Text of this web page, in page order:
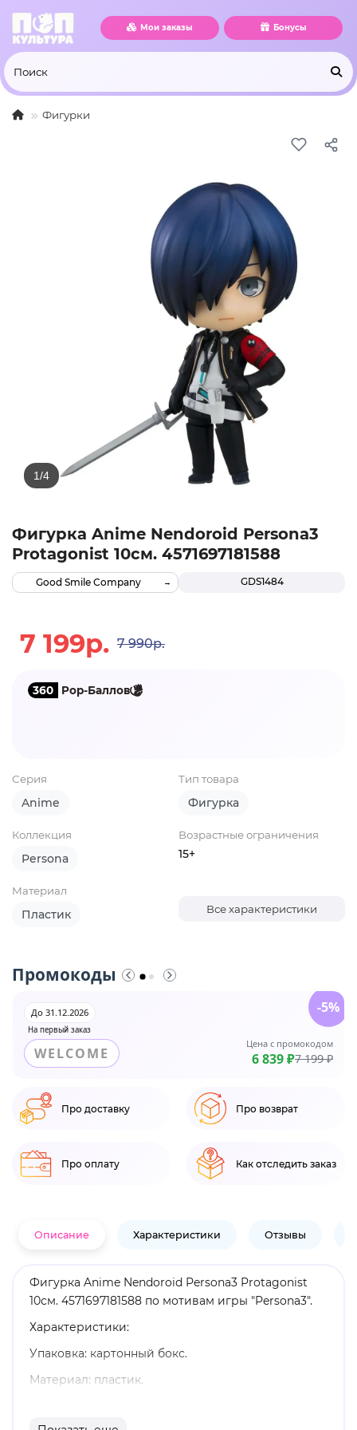
Мои заказы Бонусы
Фигурки
Фигурка Anime Nendoroid Persona3
Protagonist 10см. 4571697181588
GDS1484
Good Smile Company
7 199р. 7 990р.
360 Pop-Баллов
Серия
Anime
Тип товара
Фигурка
Коллекция
Persona
Возрастные ограничения
15+
Материал
Пластик Все характеристики
Промокоды
На первый заказ
До 31.12.2026
WELCOME
Цена с промокодом
6 839 ₽7 199 ₽
-5%
Про доставку Про возврат
Про оплату Как отследить заказ
Описание Характеристики Отзывы
Фигурка Anime Nendoroid Persona3 Protagonist
10см. 4571697181588 по мотивам игры "Persona3".
Характеристики:
Упаковка: картонный бокс.
Материал: пластик.